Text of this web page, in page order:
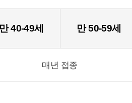
만 40-49세 만 50-59세
매년 접종